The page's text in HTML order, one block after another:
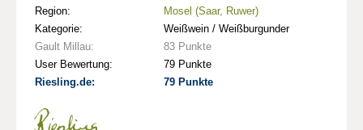
Region:
Mosel (Saar, Ruwer)
Kategorie:
Weißwein / Weißburgunder
Gault Millau:
83 Punkte
User Bewertung:
79 Punkte
Riesling.de:
79 Punkte